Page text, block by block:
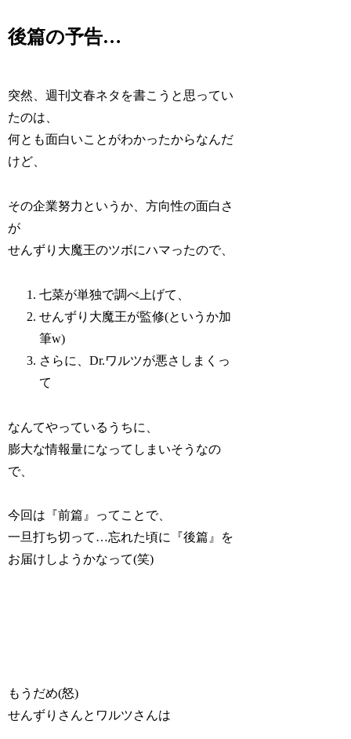
後篇の予告…
突然、週刊文春ネタを書こうと思ってい
たのは、
何とも面白いことがわかったからなんだ
けど、
その企業努力というか、方向性の面白さ
が
せんずり大魔王のツボにハマったので、
七菜が単独で調べ上げて、
せんずり大魔王が監修(というか加
筆w)
さらに、Dr.ワルツが悪さしまくっ
て
なんてやっているうちに、
膨大な情報量になってしまいそうなの
で、
今回は『前篇』ってことで、
一旦打ち切って…忘れた頃に『後篇』を
お届けしようかなって(笑)
もうだめ(怒)
せんずりさんとワルツさんは